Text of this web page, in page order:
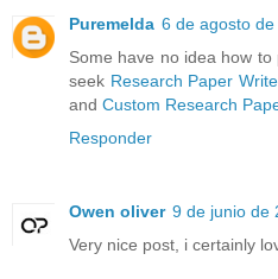
Puremelda 6 de agosto
Some have no idea how
seek Research Paper
and Custom Research
Responder
Owen oliver 9 de junio de
Very nice post, i certainly